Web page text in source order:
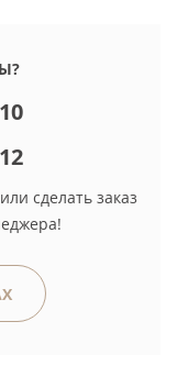
сделать заказ